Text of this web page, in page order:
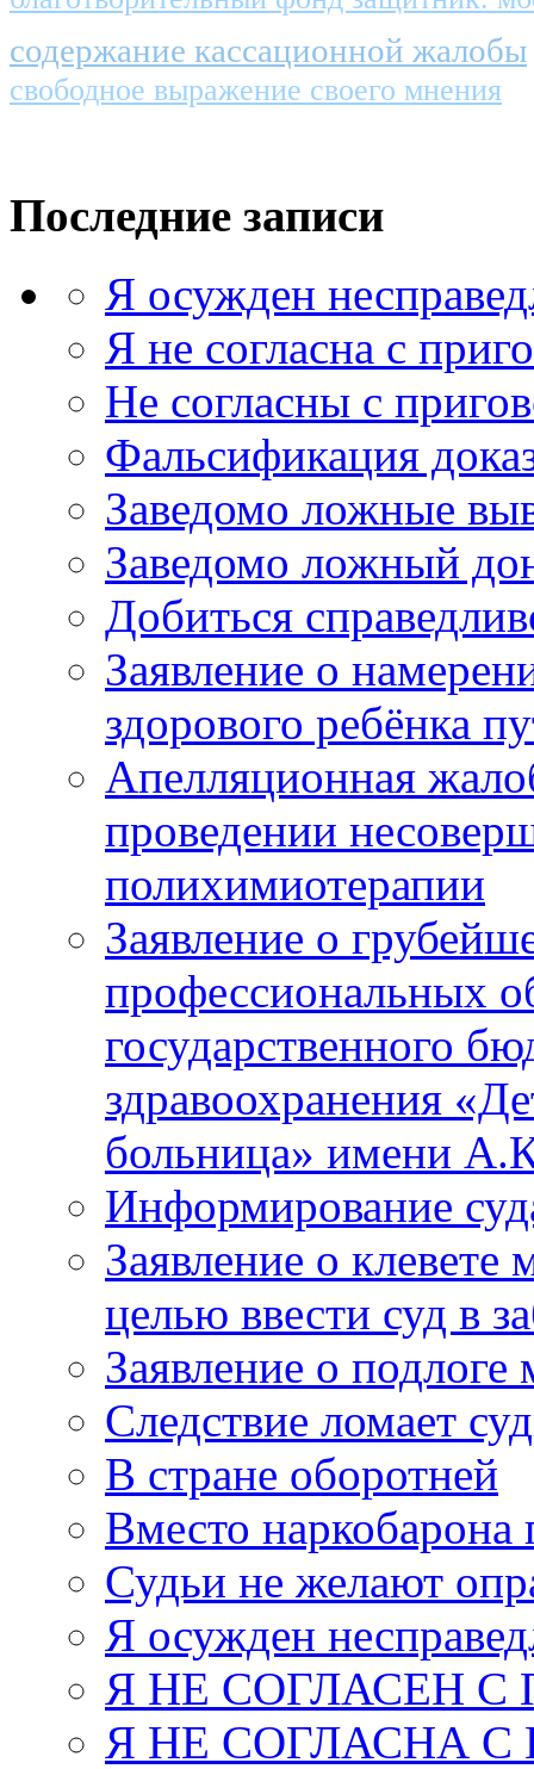
содержание кассационной жалобы
свободное выражение своего мнения
Последние записи
Я осужден
Я не согласна с
Не согласны с
Фальсификация
Заведомо ложные
Заведомо ложный
Добиться
Заявление о
здорового ребёнка
Апелляционная
проведении
полихимиотерапии
Заявление о
профессиональных
государственного
здравоохранения
больница» имени
Информирование
Заявление о клевете
целью ввести суд в
Заявление о
Следствие ломает
В стране оборотней
Вместо
Судьи не желают
Я осужден
Я НЕ СОГЛАСЕН
Я НЕ СОГЛАСНА